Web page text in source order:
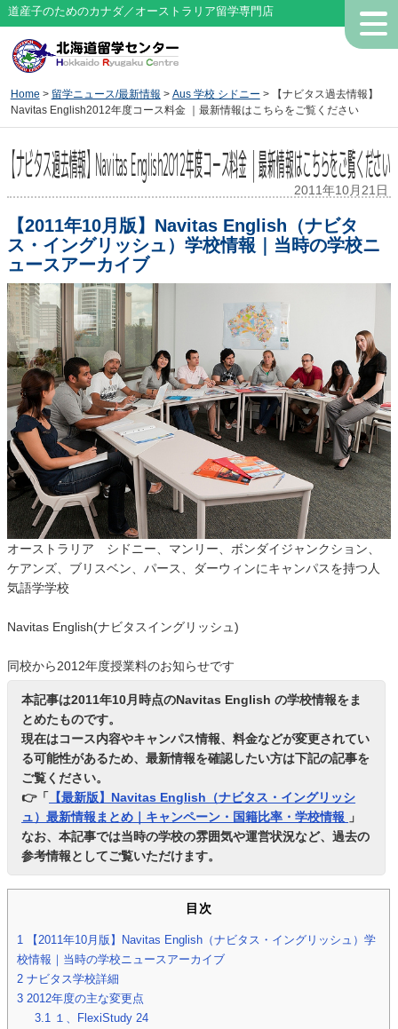
道産子のためのカナダ／オーストラリア留学専門店
Home > 留学ニュース/最新情報 > Aus 学校 シドニー > 【ナビタス過去情報】
Navitas English2012年度コース料金 ｜最新情報はこちらをご覧ください
【ナビタス過去情報】Navitas English2012年度コース料金 ｜最新情報はこちらをご覧ください
2011年10月21日
【2011年10月版】Navitas English（ナビタ
ス・イングリッシュ）学校情報｜当時の学校ニ
ュースアーカイブ
オーストラリア シドニー、マンリー、ボンダイジャンクション、
ケアンズ、ブリスベン、パース、ダーウィンにキャンパスを持つ人
気語学学校
Navitas English(ナビタスイングリッシュ)
同校から2012年度授業料のお知らせです
本記事は2011年10月時点のNavitas English の学校情報をま
とめたものです。
現在はコース内容やキャンパス情報、料金などが変更されてい
る可能性があるため、最新情報を確認したい方は下記の記事を
ご覧ください。
👉「 【最新版】Navitas English（ナビタス・イングリッシ
ュ）最新情報まとめ｜キャンペーン・国籍比率・学校情報
」
なお、本記事では当時の学校の雰囲気や運営状況など、過去の
参考情報としてご覧いただけます。
目次
1 【2011年10月版】Navitas English（ナビタス・イングリッシュ）学
校情報｜当時の学校ニュースアーカイブ
2 ナビタス学校詳細
3 2012年度の主な変更点
3.1 １、FlexiStudy 24